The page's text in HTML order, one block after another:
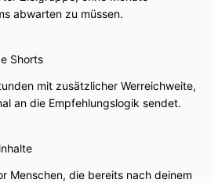
abwarten zu müssen.
Shorts
mit zusätzlicher Werreichweite,
an die Empfehlungslogik sendet.
Menschen, die bereits nach deinem